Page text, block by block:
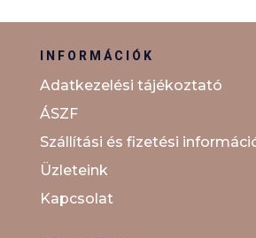
INFORMÁCIÓK
Adatkezelési tájékoztató
ÁSZF
Szállítási és fizetési
Üzleteink
Kapcsolat